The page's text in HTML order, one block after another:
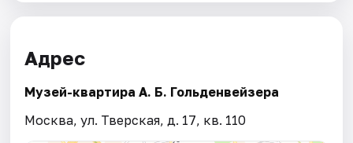
Адрес
Музей-квартира А. Б. Гольденвейзера
Москва, ул. Тверская, д. 17, кв. 110